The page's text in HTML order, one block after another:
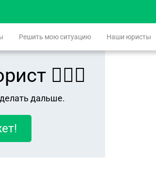
Решить мою ситуацию Наши юристы
👨🏻‍⚖️
дальше.